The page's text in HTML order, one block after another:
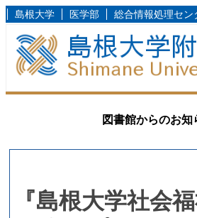
島根大学 医学部 総合情報処理セン
図書館からのお知
『島根大学社会